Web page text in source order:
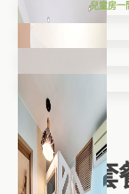
兒童房一
套